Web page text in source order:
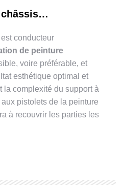
châssis…
conducteur
de peinture
voire préférable, et
esthétique optimal et
la complexité du support à
pistolets de la peinture
à recouvrir les parties les